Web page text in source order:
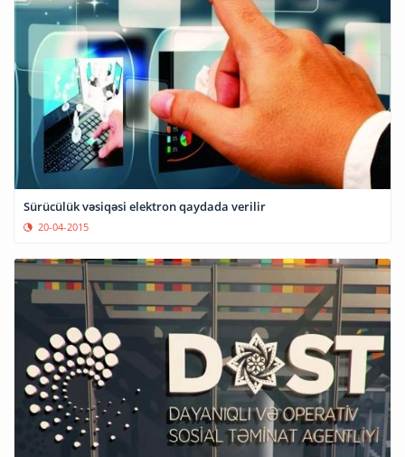
Sürücülük vəsiqəsi elektron qaydada verilir
20-04-2015